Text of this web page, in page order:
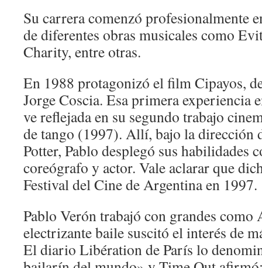
Su carrera comenzó profesionalmente
de diferentes obras musicales como
Charity, entre otras.
En 1988 protagonizó el film Cipayos,
Jorge Coscia. Esa primera experiencia
ve reflejada en su segundo trabajo
de tango (1997). Allí, bajo la dirección
Potter, Pablo desplegó sus habilidades
coreógrafo y actor. Vale aclarar que
Festival del Cine de Argentina en 1997.
Pablo Verón trabajó con grandes
electrizante baile suscitó el interés de
El diario Libération de París lo